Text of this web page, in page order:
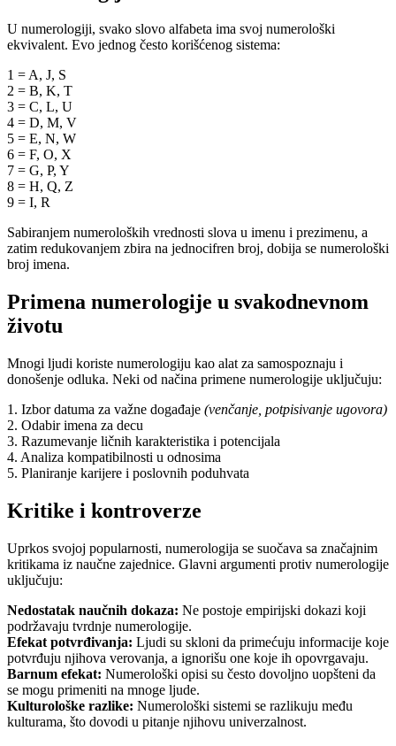
U numerologiji, svako slovo alfabeta ima svoj numerološki
ekvivalent. Evo jednog često korišćenog sistema:
1 = A, J, S
2 = B, K, T
3 = C, L, U
4 = D, M, V
5 = E, N, W
6 = F, O, X
7 = G, P, Y
8 = H, Q, Z
9 = I, R
Sabiranjem numeroloških vrednosti slova u imenu i prezimenu, a
zatim redukovanjem zbira na jednocifren broj, dobija se numerološki
broj imena.
Primena numerologije u svakodnevnom
životu
Mnogi ljudi koriste numerologiju kao alat za samospoznaju i
donošenje odluka. Neki od načina primene numerologije uključuju:
1. Izbor datuma za važne događaje (venčanje, potpisivanje ugovora)
2. Odabir imena za decu
3. Razumevanje ličnih karakteristika i potencijala
4. Analiza kompatibilnosti u odnosima
5. Planiranje karijere i poslovnih poduhvata
Kritike i kontroverze
Uprkos svojoj popularnosti, numerologija se suočava sa značajnim
kritikama iz naučne zajednice. Glavni argumenti protiv numerologije
uključuju:
Nedostatak naučnih dokaza: Ne postoje empirijski dokazi koji
podržavaju tvrdnje numerologije.
Efekat potvrđivanja: Ljudi su skloni da primećuju informacije koje
potvrđuju njihova verovanja, a ignorišu one koje ih opovrgavaju.
Barnum efekat: Numerološki opisi su često dovoljno uopšteni da
se mogu primeniti na mnoge ljude.
Kulturološke razlike: Numerološki sistemi se razlikuju među
kulturama, što dovodi u pitanje njihovu univerzalnost.